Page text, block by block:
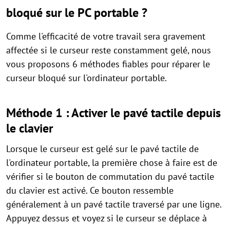
bloqué sur le PC portable ?
Comme l'efficacité de votre travail sera gravement
affectée si le curseur reste constamment gelé, nous
vous proposons 6 méthodes fiables pour réparer le
curseur bloqué sur l'ordinateur portable.
Méthode 1 : Activer le pavé tactile depuis
le clavier
Lorsque le curseur est gelé sur le pavé tactile de
l'ordinateur portable, la première chose à faire est de
vérifier si le bouton de commutation du pavé tactile
du clavier est activé. Ce bouton ressemble
généralement à un pavé tactile traversé par une ligne.
Appuyez dessus et voyez si le curseur se déplace à